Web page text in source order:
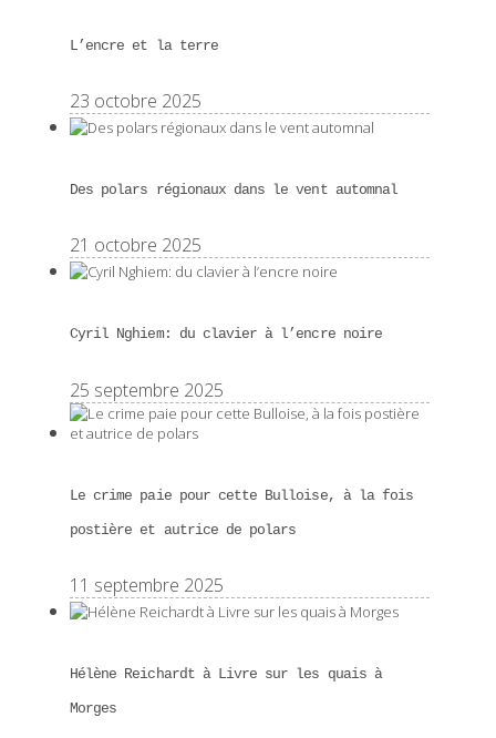
L’encre et la terre
23 octobre 2025
Des polars régionaux dans le vent automnal
21 octobre 2025
Cyril Nghiem: du clavier à l’encre noire
25 septembre 2025
Le crime paie pour cette Bulloise, à la fois
postière et autrice de polars
11 septembre 2025
Hélène Reichardt à Livre sur les quais à
Morges